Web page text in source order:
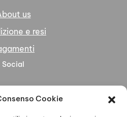
Cookie
us
e resi
Social